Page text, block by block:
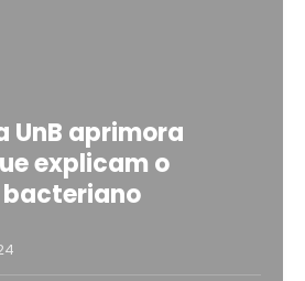
UnB aprimora
explicam o